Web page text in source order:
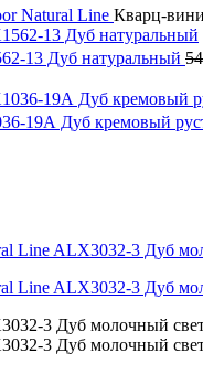
Natural Line Кварц-
13 Дуб натуральный
19А Дуб кремовый